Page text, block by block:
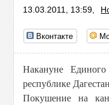
13.03.2011, 13:59,
Вконтакте
Накануне
республике
Покушение на